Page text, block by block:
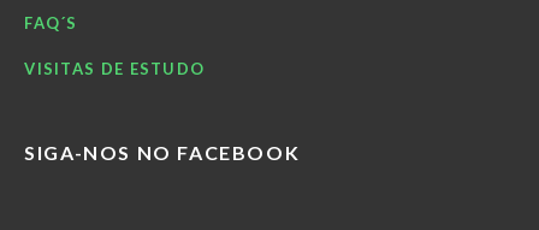
FAQ´S
VISITAS DE ESTUDO
SIGA-NOS NO FACEBOOK